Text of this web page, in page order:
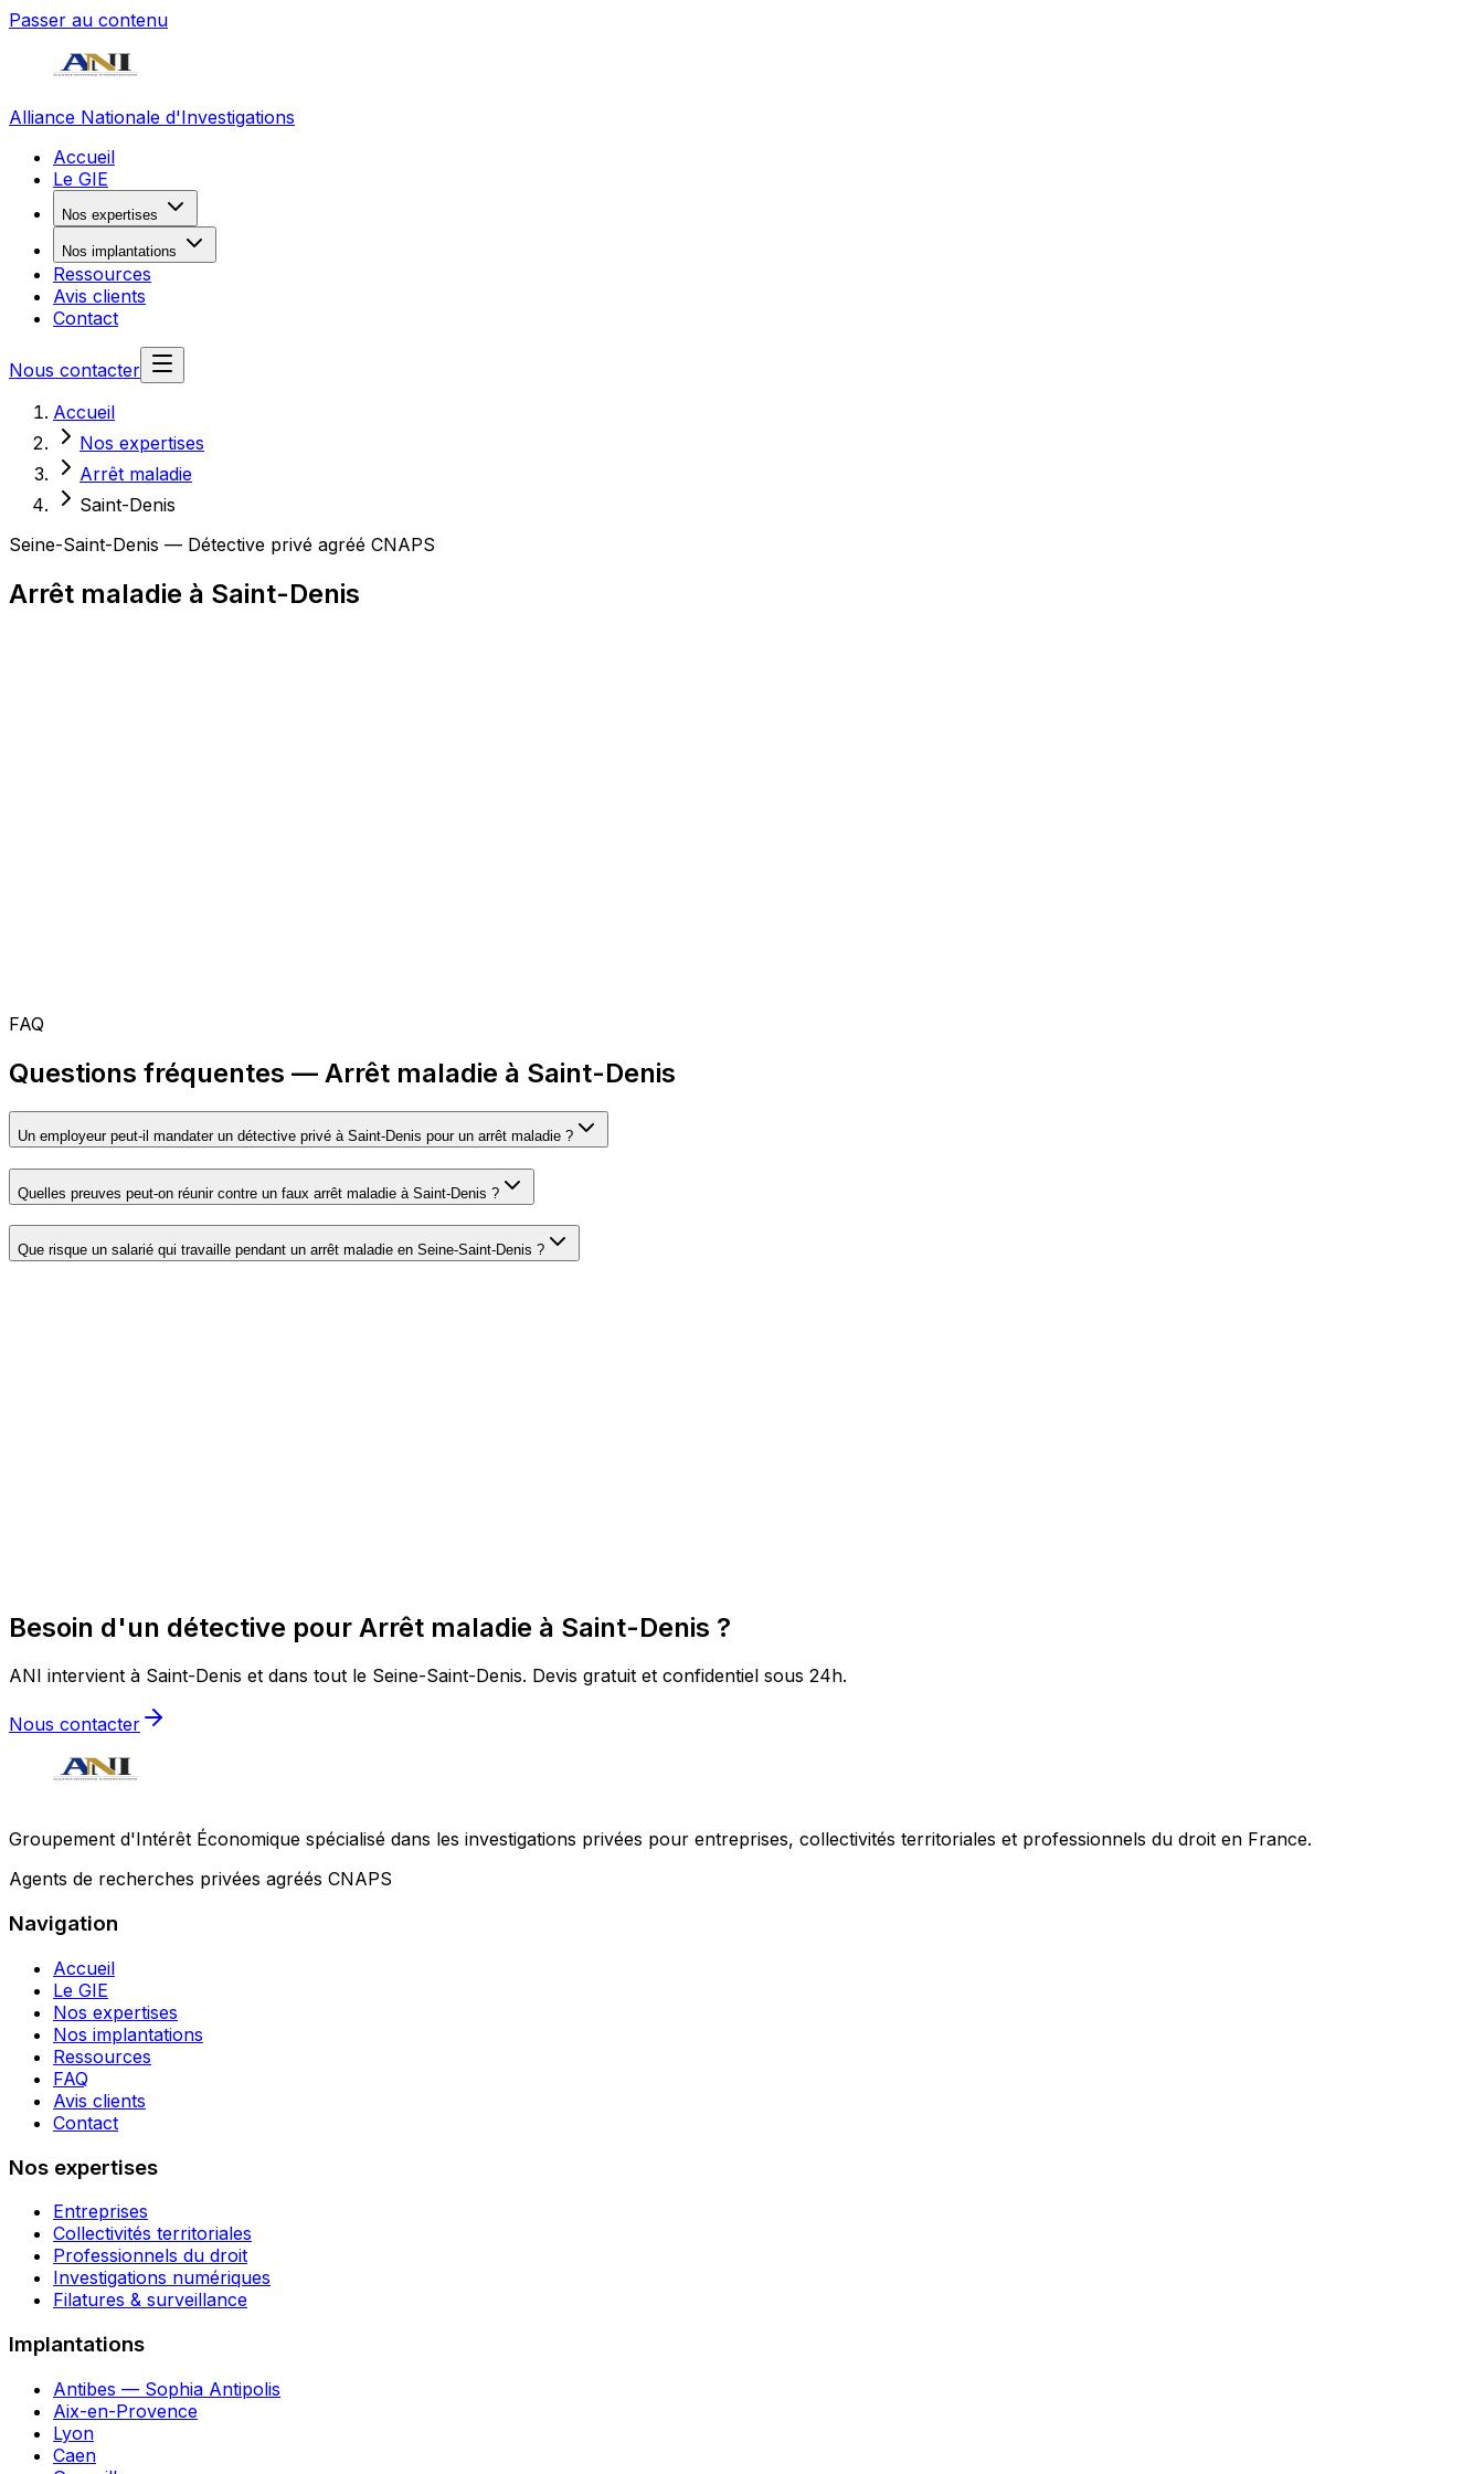
Passer au contenu
Alliance Nationale d'Investigations
Accueil
Le GIE
Nos expertises
Nos implantations
Ressources
Avis clients
Contact
Nous contacter
Accueil
Nos expertises
Arrêt maladie
Saint-Denis
Seine-Saint-Denis — Détective privé agréé CNAPS
Arrêt maladie à Saint-Denis
FAQ
Questions fréquentes — Arrêt maladie à Saint-Denis
Un employeur peut-il mandater un détective privé à Saint-Denis pour un arrêt maladie ?
Quelles preuves peut-on réunir contre un faux arrêt maladie à Saint-Denis ?
Que risque un salarié qui travaille pendant un arrêt maladie en Seine-Saint-Denis ?
Besoin d'un détective pour Arrêt maladie à Saint-Denis ?
ANI intervient à Saint-Denis et dans tout le Seine-Saint-Denis. Devis gratuit et confidentiel sous 24h.
Nous contacter
Groupement d'Intérêt Économique spécialisé dans les investigations privées pour entreprises, collectivités territoriales et professionnels du droit en France.
Agents de recherches privées agréés CNAPS
Navigation
Accueil
Le GIE
Nos expertises
Nos implantations
Ressources
FAQ
Avis clients
Contact
Nos expertises
Entreprises
Collectivités territoriales
Professionnels du droit
Investigations numériques
Filatures & surveillance
Implantations
Antibes — Sophia Antipolis
Aix-en-Provence
Lyon
Caen